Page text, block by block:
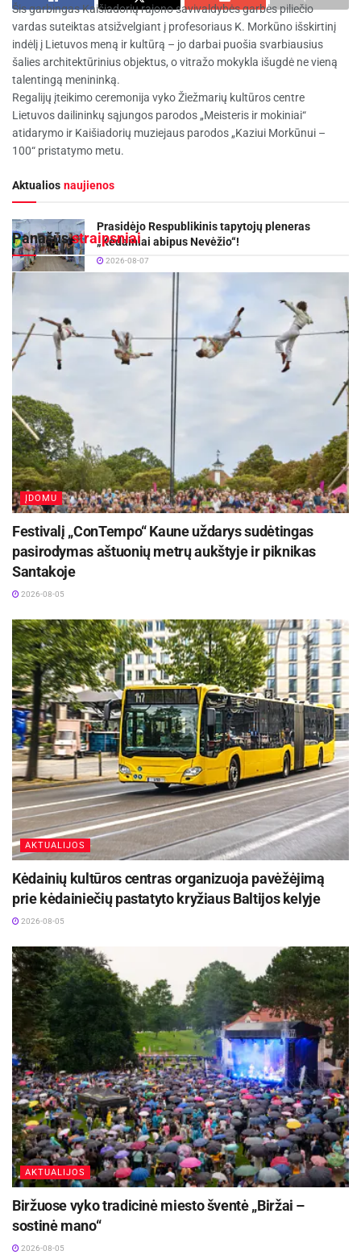
Šis garbingas Kaišiadorių rajono savivaldybės garbės piliečio
vardas suteiktas atsižvelgiant į profesoriaus K. Morkūno išskirtinį
indėlį į Lietuvos meną ir kultūrą – jo darbai puošia svarbiausius
šalies architektūrinius objektus, o vitražo mokykla išugdė ne vieną
talentingą menininką.
Regalijų įteikimo ceremonija vyko Žiežmarių kultūros centre
Lietuvos dailininkų sąjungos parodos „Meisteris ir mokiniai“
atidarymo ir Kaišiadorių muziejaus parodos „Kaziui Morkūnui –
100“ pristatymo metu.
Aktualios naujienos
Prasidėjo Respublikinis tapytojų pleneras
„Kėdainiai abipus Nevėžio“!
2026-08-07
Rugsėjo 11–13 dienomis Panevėžys švęs 523-
2026-08-06
pritarė garbės piliečio vardo suteikimui Kaziui Morkūnui, taip
pagerbdama jo nuopelnus Lietuvos kultūrai ir menui.
Šaltinis: Kaišiadorių rajono savivaldybė
Žymos: Kaišiadorių rajono savivaldybė
Panašūsstraipsniai
ĮDOMU
Festivalį „ConTempo“ Kaune uždarys sudėtingas
pasirodymas aštuonių metrų aukštyje ir piknikas
Santakoje
2026-08-05
AKTUALIJOS
Kėdainių kultūros centras organizuoja pavėžėjimą
prie kėdainiečių pastatyto kryžiaus Baltijos kelyje
2026-08-05
AKTUALIJOS
Biržuose vyko tradicinė miesto šventė „Biržai –
sostinė mano“
2026-08-05